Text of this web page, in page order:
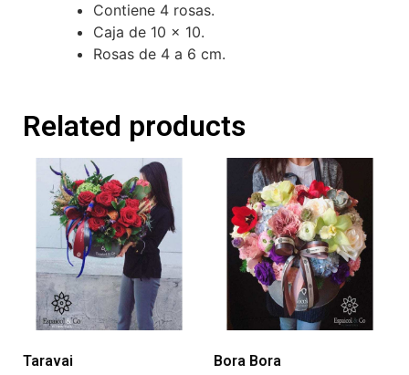
Contiene 4 rosas.
Caja de 10 x 10.
Rosas de 4 a 6 cm.
Related products
Taravai Bora Bora